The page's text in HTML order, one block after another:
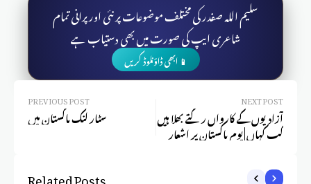
سلیم اللہ صفدر کی مختلف موضوعات پر نئی اور پرانی تمام
شاعری ایپ کی صورت میں بھی دستیاب ہے
📱 ابھی ڈاؤنلوڈ کریں
PREVIOUS POST
سٹار لنک پاکستان میں
NEXT POST
آزادیوں کے کارواں رکتے بھلا ہیں
کب کہاں | یوم پاکستان پر اشعار